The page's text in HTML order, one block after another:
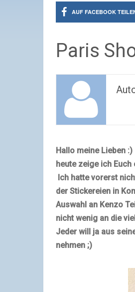
AUF FACEBOOK
Paris
Hallo meine Lieben :)
heute zeige ich
Ich hatte vorerst
der Stickereien in
Auswahl an Kenzo
nicht wenig an die
Jeder will ja aus
nehmen ;)